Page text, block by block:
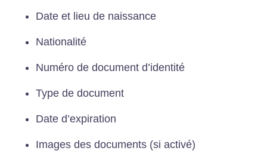
Date et lieu de naissance
Nationalité
Numéro de document d’identité
Type de document
Date d’expiration
Images des documents (si activé)